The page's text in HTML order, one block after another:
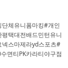
체유니폼마킹#개인
택대전배드민턴유니
스마제라yd스포츠#
면티PK카라티야구점